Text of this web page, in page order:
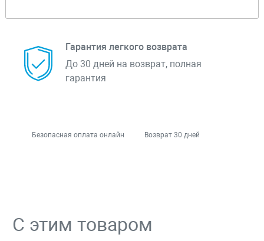
Гарантия легкого возврата
До 30 дней на возврат, полная
гарантия
Безопасная оплата онлайн Возврат 30 дней
С этим товаром